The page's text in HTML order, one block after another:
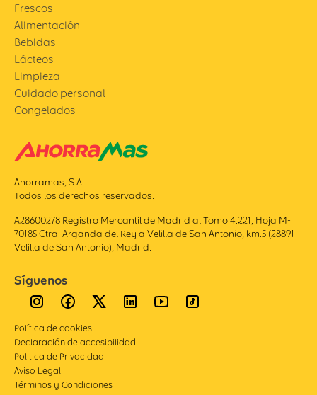
Frescos
Alimentación
Bebidas
Lácteos
Limpieza
Cuidado personal
Congelados
Ahorramas, S.A
Todos los derechos reservados.
A28600278 Registro Mercantil de Madrid al Tomo 4.221, Hoja M-
70185 Ctra. Arganda del Rey a Velilla de San Antonio, km.5 (28891-
Velilla de San Antonio), Madrid.
Síguenos
Política de cookies
Declaración de accesibilidad
Politica de Privacidad
Aviso Legal
Términos y Condiciones